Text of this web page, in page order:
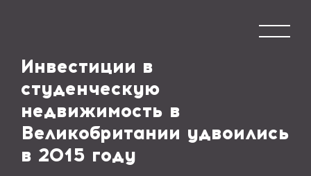
Инвестиции в
студенческую
недвижимость в
Великобритании удвоились
в 2015 году